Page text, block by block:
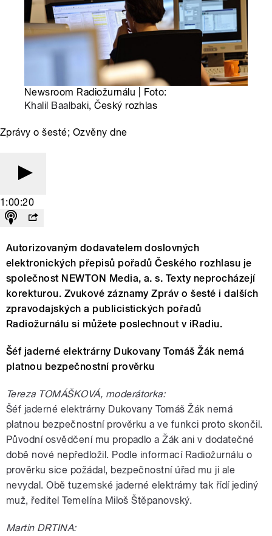
Newsroom Radiožurnálu | Foto:
Khalil Baalbaki, Český rozhlas
Zprávy o šesté; Ozvěny dne
1:00:20
Autorizovaným dodavatelem doslovných
elektronických přepisů pořadů Českého rozhlasu je
společnost NEWTON Media, a. s. Texty neprocházejí
korekturou. Zvukové záznamy Zpráv o šesté i dalších
zpravodajských a publicistických pořadů
Radiožurnálu si můžete poslechnout v iRadiu.
Šéf jaderné elektrárny Dukovany Tomáš Žák nemá
platnou bezpečnostní prověrku
Tereza TOMÁŠKOVÁ, moderátorka:
Šéf jaderné elektrárny Dukovany Tomáš Žák nemá
platnou bezpečnostní prověrku a ve funkci proto skončil.
Původní osvědčení mu propadlo a Žák ani v dodatečné
době nové nepředložil. Podle informací Radiožurnálu o
prověrku sice požádal, bezpečnostní úřad mu ji ale
nevydal. Obě tuzemské jaderné elektrárny tak řídí jediný
muž, ředitel Temelína Miloš Štěpanovský.
Martin DRTINA: